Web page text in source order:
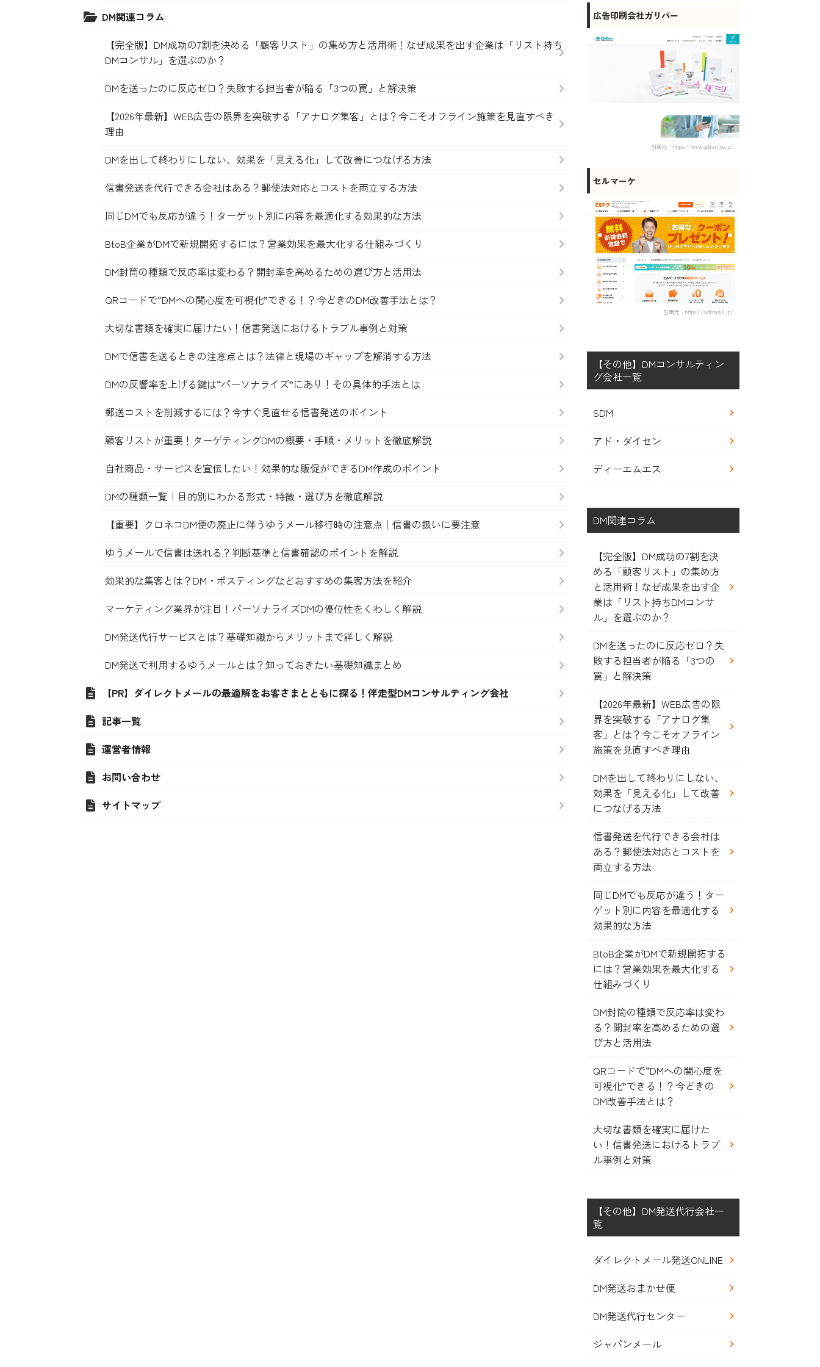
DM関連コラム
【完全版】DM成功の7割を決める「顧客リスト」の集め方と活用術！なぜ成果を出す企業は「リスト持ち
DMコンサル」を選ぶのか？
DMを送ったのに反応ゼロ？失敗する担当者が陥る「3つの罠」と解決策
【2026年最新】WEB広告の限界を突破する「アナログ集客」とは？今こそオフライン施策を見直すべき
理由
DMを出して終わりにしない、効果を「見える化」して改善につなげる方法
信書発送を代行できる会社はある？郵便法対応とコストを両立する方法
同じDMでも反応が違う！ターゲット別に内容を最適化する効果的な方法
BtoB企業がDMで新規開拓するには？営業効果を最大化する仕組みづくり
DM封筒の種類で反応率は変わる？開封率を高めるための選び方と活用法
QRコードで“DMへの関心度を可視化”できる！？今どきのDM改善手法とは？
大切な書類を確実に届けたい！信書発送におけるトラブル事例と対策
DMで信書を送るときの注意点とは？法律と現場のギャップを解消する方法
DMの反響率を上げる鍵は“パーソナライズ”にあり！その具体的手法とは
郵送コストを削減するには？今すぐ見直せる信書発送のポイント
顧客リストが重要！ターゲティングDMの概要・手順・メリットを徹底解説
自社商品・サービスを宣伝したい！効果的な販促ができるDM作成のポイント
DMの種類一覧｜目的別にわかる形式・特徴・選び方を徹底解説
【重要】クロネコDM便の廃止に伴うゆうメール移行時の注意点｜信書の扱いに要注意
ゆうメールで信書は送れる？判断基準と信書確認のポイントを解説
効果的な集客とは？DM・ポスティングなどおすすめの集客方法を紹介
マーケティング業界が注目！パーソナライズDMの優位性をくわしく解説
DM発送代行サービスとは？基礎知識からメリットまで詳しく解説
DM発送で利用するゆうメールとは？知っておきたい基礎知識まとめ
【PR】ダイレクトメールの最適解をお客さまとともに探る！伴走型DMコンサルティング会社
記事一覧
運営者情報
お問い合わせ
サイトマップ
広告印刷会社ガリバー
引用元：https://www.gulliver.co.jp/
セルマーケ
引用元：https://sellmarke.jp/
【その他】DMコンサルティン
グ会社一覧
SDM
アド・ダイセン
ディーエムエス
DM関連コラム
【完全版】DM成功の7割を決
める「顧客リスト」の集め方
と活用術！なぜ成果を出す企
業は「リスト持ちDMコンサ
ル」を選ぶのか？
DMを送ったのに反応ゼロ？失
敗する担当者が陥る「3つの
罠」と解決策
【2026年最新】WEB広告の限
界を突破する「アナログ集
客」とは？今こそオフライン
施策を見直すべき理由
DMを出して終わりにしない、
効果を「見える化」して改善
につなげる方法
信書発送を代行できる会社は
ある？郵便法対応とコストを
両立する方法
同じDMでも反応が違う！ター
ゲット別に内容を最適化する
効果的な方法
BtoB企業がDMで新規開拓する
には？営業効果を最大化する
仕組みづくり
DM封筒の種類で反応率は変わ
る？開封率を高めるための選
び方と活用法
QRコードで“DMへの関心度を
可視化”できる！？今どきの
DM改善手法とは？
大切な書類を確実に届けた
い！信書発送におけるトラブ
ル事例と対策
【その他】DM発送代行会社一
覧
ダイレクトメール発送ONLINE
DM発送おまかせ便
DM発送代行センター
ジャパンメール